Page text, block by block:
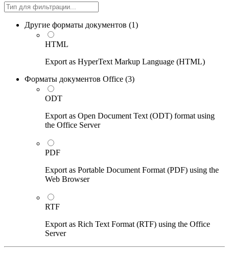
Filter
Другие форматы документов (1)
HTML
Export as HyperText Markup Language (HTML)
Форматы документов Office (3)
ODT
Export as Open Document Text (ODT) format using
the Office Server
PDF
Export as Portable Document Format (PDF) using the
Web Browser
RTF
Export as Rich Text Format (RTF) using the Office
Server